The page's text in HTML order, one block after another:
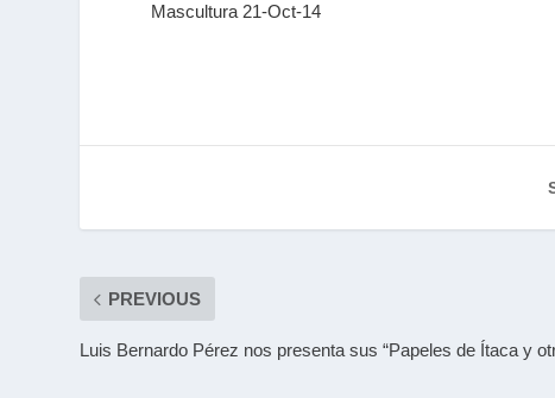
Mascultura 21-Oct-14
PREVIOUS
Luis Bernardo Pérez nos presenta sus “Papeles de Ítaca y